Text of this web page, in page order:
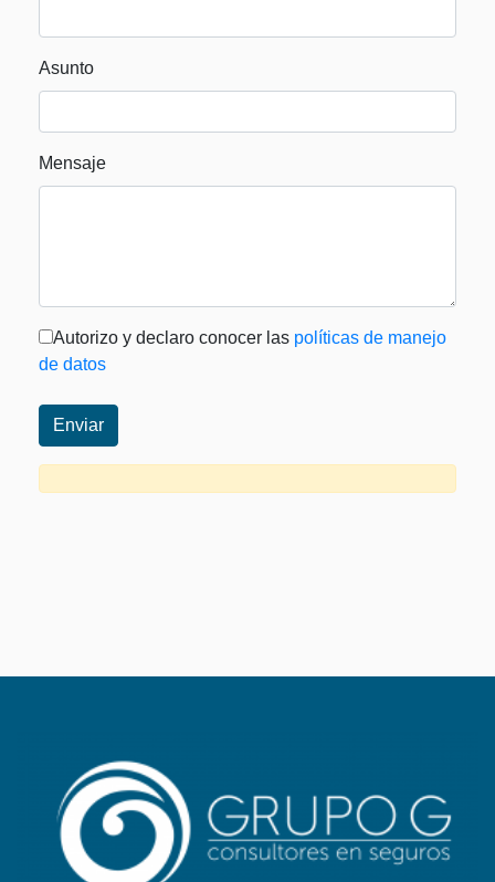
Asunto
Mensaje
Autorizo y declaro conocer las políticas de manejo
de datos